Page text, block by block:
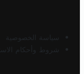
سياسة الخصوصية
شروط وأحكام